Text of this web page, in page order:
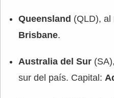
Queensland (QLD), al
Brisbane.
Australia del Sur
sur del país. Capital: